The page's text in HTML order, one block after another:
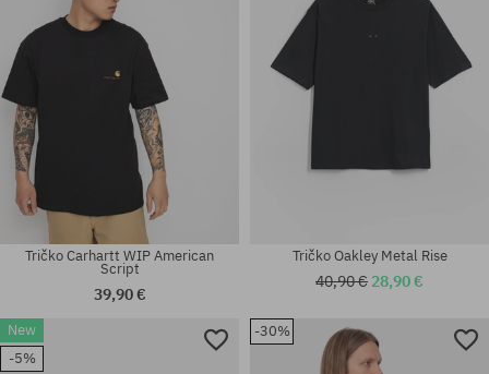
Dostupné veľkosti:
L
univerzálna veľkosť
Tričko Carhartt WIP American
Script
39,90 €
Tričko Oakley Metal Rise
40,90 € 28,90 €
New
-5%
-30%